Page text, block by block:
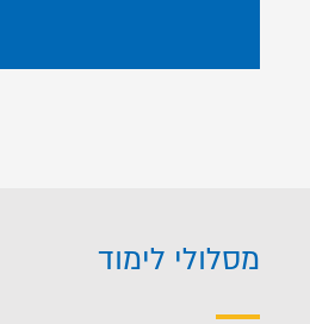
מסלולי לימוד